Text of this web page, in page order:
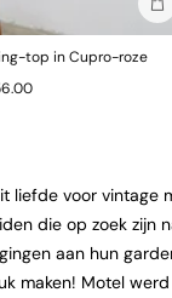
In
top in Cupro-roze
liefde voor vintage
die op zoek zijn
aan hun
maken! Motel